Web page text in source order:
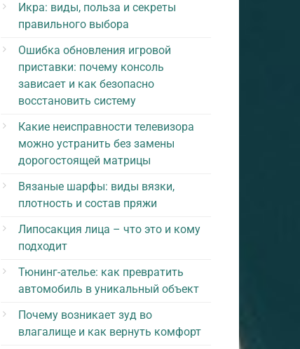
Икра: виды, польза и секреты
правильного выбора
Ошибка обновления игровой
приставки: почему консоль
зависает и как безопасно
восстановить систему
Какие неисправности телевизора
можно устранить без замены
дорогостоящей матрицы
Вязаные шарфы: виды вязки,
плотность и состав пряжи
Липосакция лица – что это и кому
подходит
Тюнинг-ателье: как превратить
автомобиль в уникальный объект
Почему возникает зуд во
влагалище и как вернуть комфорт